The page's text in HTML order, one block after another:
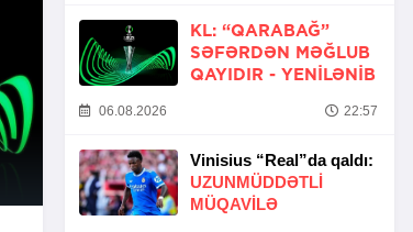
KL: “QARABAĞ”
SƏFƏRDƏN MƏĞLUB
QAYIDIR - YENİLƏNİB
06.08.2026 22:57
Vinisius “Real”da qaldı:
UZUNMÜDDƏTLİ
MÜQAVİLƏ